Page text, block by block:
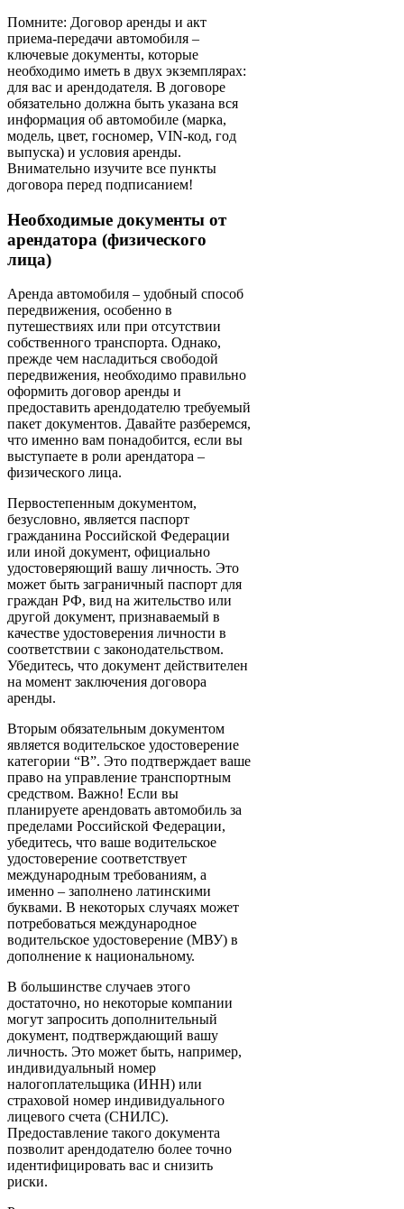
Помните: Договор аренды и акт
приема-передачи автомобиля –
ключевые документы, которые
необходимо иметь в двух экземплярах:
для вас и арендодателя. В договоре
обязательно должна быть указана вся
информация об автомобиле (марка,
модель, цвет, госномер, VIN-код, год
выпуска) и условия аренды.
Внимательно изучите все пункты
договора перед подписанием!
Необходимые документы от
арендатора (физического
лица)
Аренда автомобиля – удобный способ
передвижения, особенно в
путешествиях или при отсутствии
собственного транспорта. Однако,
прежде чем насладиться свободой
передвижения, необходимо правильно
оформить договор аренды и
предоставить арендодателю требуемый
пакет документов. Давайте разберемся,
что именно вам понадобится, если вы
выступаете в роли арендатора –
физического лица.
Первостепенным документом,
безусловно, является паспорт
гражданина Российской Федерации
или иной документ, официально
удостоверяющий вашу личность. Это
может быть заграничный паспорт для
граждан РФ, вид на жительство или
другой документ, признаваемый в
качестве удостоверения личности в
соответствии с законодательством.
Убедитесь, что документ действителен
на момент заключения договора
аренды.
Вторым обязательным документом
является водительское удостоверение
категории “B”. Это подтверждает ваше
право на управление транспортным
средством. Важно! Если вы
планируете арендовать автомобиль за
пределами Российской Федерации,
убедитесь, что ваше водительское
удостоверение соответствует
международным требованиям, а
именно – заполнено латинскими
буквами. В некоторых случаях может
потребоваться международное
водительское удостоверение (МВУ) в
дополнение к национальному.
В большинстве случаев этого
достаточно, но некоторые компании
могут запросить дополнительный
документ, подтверждающий вашу
личность. Это может быть, например,
индивидуальный номер
налогоплательщика (ИНН) или
страховой номер индивидуального
лицевого счета (СНИЛС).
Предоставление такого документа
позволит арендодателю более точно
идентифицировать вас и снизить
риски.